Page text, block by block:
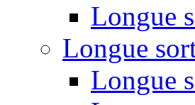
Longue
Longue
Longue